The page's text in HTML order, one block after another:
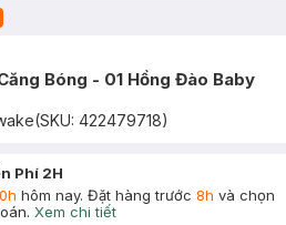
Bóng - 01 Hồng Đào Baby
(SKU: 422479718)
Phí 2H
hôm nay. Đặt hàng trước 8h và chọn
Xem chi tiết